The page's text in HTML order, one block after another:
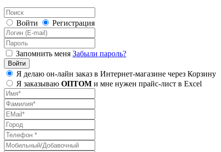
Войти Регистрация
Запомнить меня Забыли пароль?
Я делаю он-лайн заказ в Интернет-магазине через Корзину
Я заказываю ОПТОМ и мне нужен прайс-лист в Excel